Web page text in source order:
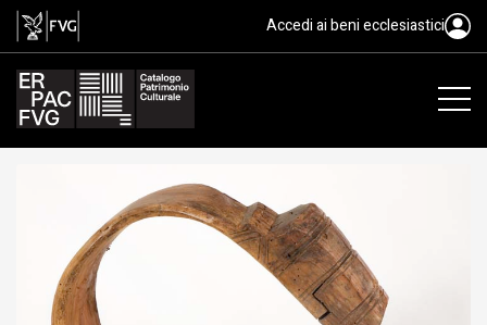
collare, cjàvina Accedi ai beni ecclesiastici